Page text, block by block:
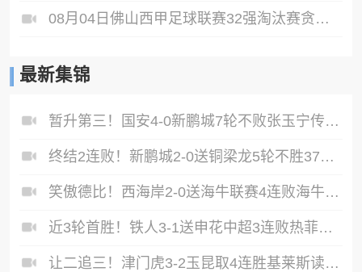
08月04日佛山西甲足球联赛32强淘汰赛贪玩游戏VS美的薪火全场录像
最新集锦
暂升第三！国安4-0新鹏城7轮不败张玉宁传射达万双响法比奥破门
终结2连败！新鹏城2-0送铜梁龙5轮不胜37岁姜至鹏破门韦斯利建功
笑傲德比！西海岸2-0送海牛联赛4连败海牛仍垫底西海岸升至第二
近3轮首胜！铁人3-1送申花中超3连败热菲尼奥双响邦本宜裕传射
让二追三！津门虎3-2玉昆取4连胜基莱斯读秒绝杀萨尔瓦多破门